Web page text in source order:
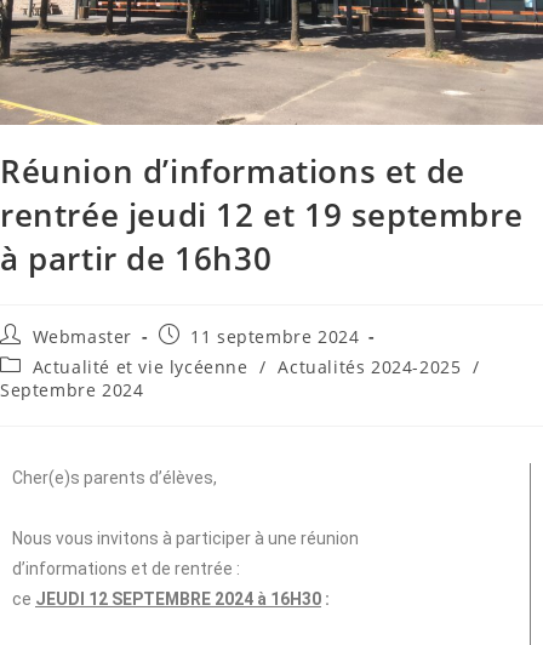
Réunion d’informations et de
rentrée jeudi 12 et 19 septembre
à partir de 16h30
Webmaster
11 septembre 2024
Actualité et vie lycéenne / Actualités 2024-2025 /
Septembre 2024
Cher(e)s parents d’élèves,
Nous vous invitons à participer à une réunion
d’informations et de rentrée :
ce JEUDI 12 SEPTEMBRE 2024 à 16H30 :